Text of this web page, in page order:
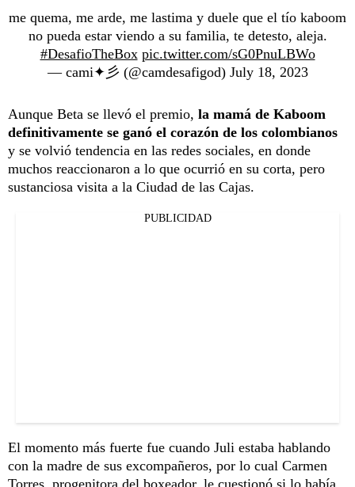
me quema, me arde, me lastima y duele que el tío kaboom
no pueda estar viendo a su familia, te detesto, aleja.
#DesafioTheBox pic.twitter.com/sG0PnuLBWo
— cami✦彡 (@camdesafigod) July 18, 2023
Aunque Beta se llevó el premio, la mamá de Kaboom
definitivamente se ganó el corazón de los colombianos
y se volvió tendencia en las redes sociales, en donde
muchos reaccionaron a lo que ocurrió en su corta, pero
sustanciosa visita a la Ciudad de las Cajas.
PUBLICIDAD
El momento más fuerte fue cuando Juli estaba hablando
con la madre de sus excompañeros, por lo cual Carmen